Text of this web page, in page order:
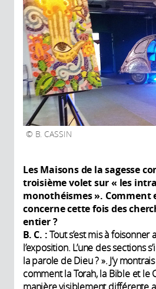
B. CASSIN
Les Maisons de la sagesse
troisième volet sur « les
monothéismes ». Comment
concerne cette fois des
entier ?
B. C. :Tout s’est mis à foisonner
l’exposition. L’une des sections
la parole de Dieu ? ». J’y
comment la Torah, la Bible et le